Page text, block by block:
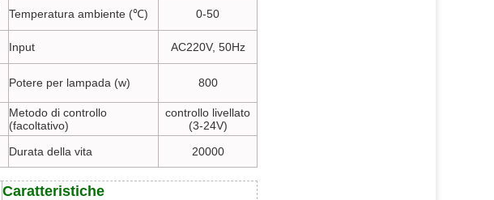
Temperatura ambiente (℃) 0-50
Input AC220V, 50Hz
Potere per lampada (w) 800
Metodo di controllo
(facoltativo)
controllo livellato
(3-24V)
Durata della vita 20000
Caratteristiche